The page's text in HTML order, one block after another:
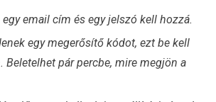
email cím és egy jelszó kell hozzá.
egy megerősítő kódot, ezt be kell
Beletelhet pár percbe, mire megjön a